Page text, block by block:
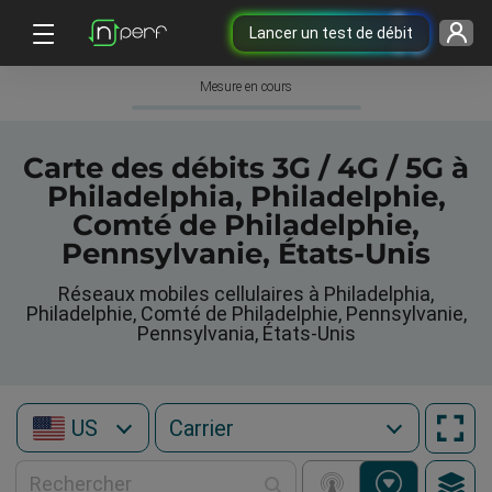
Lancer un test de débit
Mesure en cours
Carte des débits 3G / 4G / 5G à
Philadelphia, Philadelphie,
Comté de Philadelphie,
Pennsylvanie, États-Unis
Réseaux mobiles cellulaires à Philadelphia,
Philadelphie, Comté de Philadelphie, Pennsylvanie,
Pennsylvania, États-Unis
US